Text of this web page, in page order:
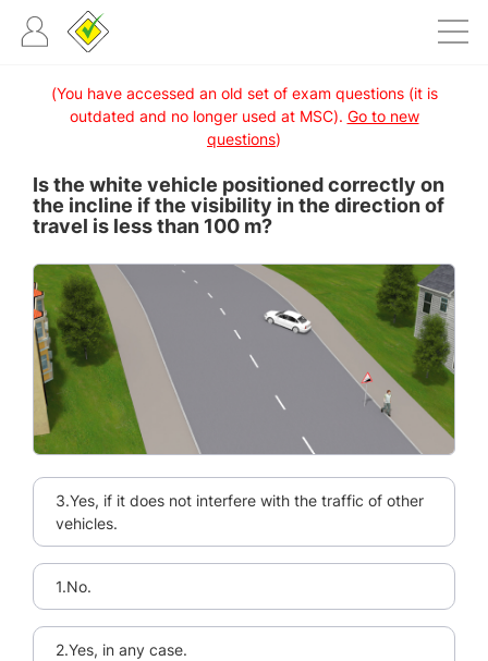
(You have accessed an old set of exam questions (it is
outdated and no longer used at MSC). Go to new
questions)
Is the white vehicle positioned correctly on
the incline if the visibility in the direction of
travel is less than 100 m?
3.Yes, if it does not interfere with the traffic of other
vehicles.
1.No.
2.Yes, in any case.